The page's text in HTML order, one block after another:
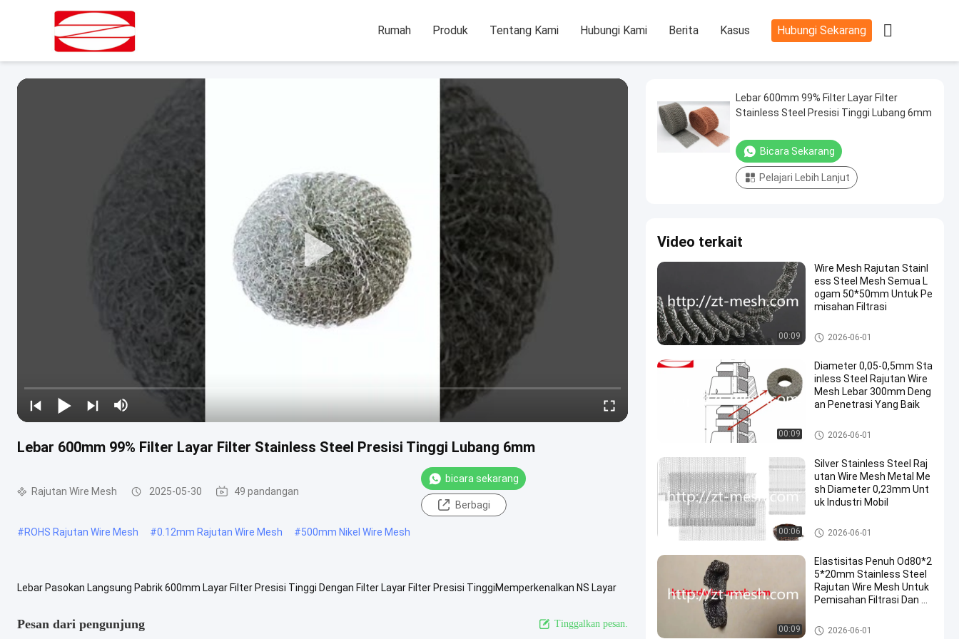
Rumah Produk Tentang Kami Hubungi Kami Berita Kasus Hubungi Sekarang 
Lebar 600mm 99% Filter Layar Filter Stainless Steel Presisi Tinggi Lubang 6mm
Rajutan Wire Mesh 2025-05-30 49 pandangan
bicara sekarang
Berbagi
#ROHS Rajutan Wire Mesh #0.12mm Rajutan Wire Mesh #500mm Nikel Wire Mesh
Lebar Pasokan Langsung Pabrik 600mm Layar Filter Presisi Tinggi Dengan Filter Layar Filter Presisi TinggiMemperkenalkan NS Layar
Pesan dari pengunjung Tinggalkan pesan.
Lebar 600mm 99% Filter Layar Filter
Stainless Steel Presisi Tinggi Lubang 6mm
Bicara Sekarang
Pelajari Lebih Lanjut
Video terkait
00:09
Wire Mesh Rajutan Stainl
ess Steel Mesh Semua L
ogam 50*50mm Untuk Pe
misahan Filtrasi
Rajutan Wire Mesh
2026-06-01
00:09
Diameter 0,05-0,5mm Sta
inless Steel Rajutan Wire
Mesh Lebar 300mm Deng
an Penetrasi Yang Baik
Rajutan Wire Mesh
2026-06-01
00:06
Silver Stainless Steel Raj
utan Wire Mesh Metal Me
sh Diameter 0,23mm Unt
uk Industri Mobil
Rajutan Wire Mesh
2026-06-01
00:09
Elastisitas Penuh Od80*2
5*20mm Stainless Steel
Rajutan Wire Mesh Untuk
Pemisahan Filtrasi Dan A
Rajutan Wire Mesh
2026-06-01